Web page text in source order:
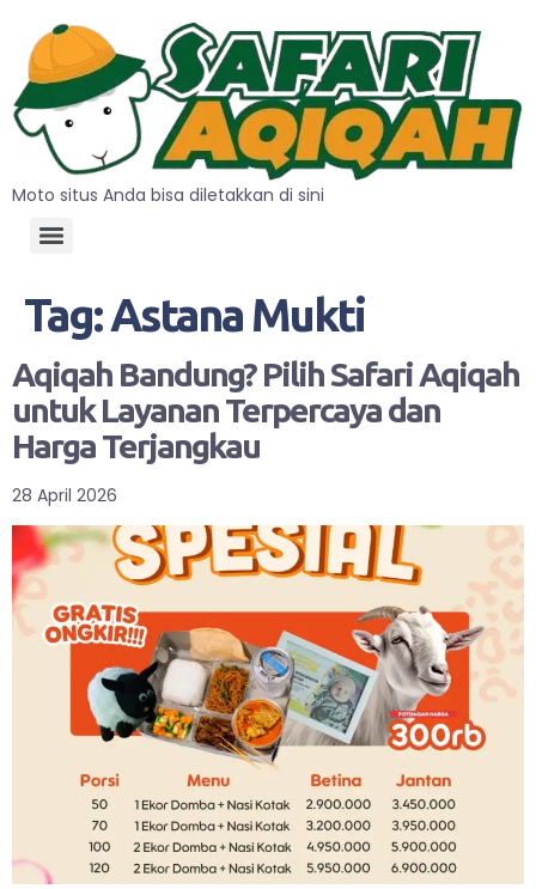
Moto situs Anda bisa diletakkan di sini
Tag:Astana Mukti
Aqiqah Bandung? Pilih Safari Aqiqah
untuk Layanan Terpercaya dan
Harga Terjangkau
28 April 2026